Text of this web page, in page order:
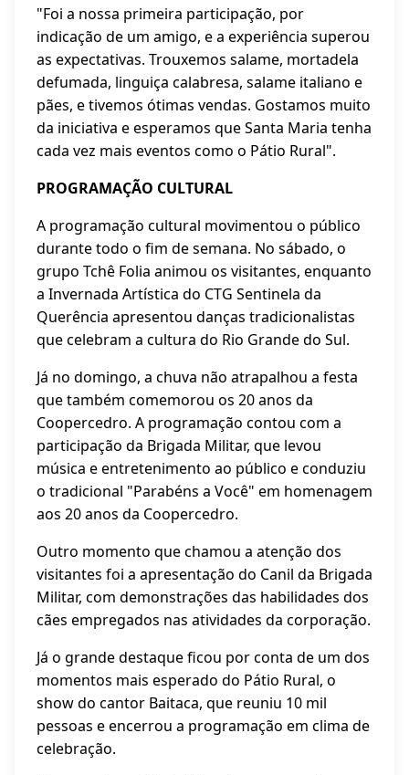
"Foi a nossa primeira participação, por
indicação de um amigo, e a experiência superou
as expectativas. Trouxemos salame, mortadela
defumada, linguiça calabresa, salame italiano e
pães, e tivemos ótimas vendas. Gostamos muito
da iniciativa e esperamos que Santa Maria tenha
cada vez mais eventos como o Pátio Rural".
PROGRAMAÇÃO CULTURAL
A programação cultural movimentou o público
durante todo o fim de semana. No sábado, o
grupo Tchê Folia animou os visitantes, enquanto
a Invernada Artística do CTG Sentinela da
Querência apresentou danças tradicionalistas
que celebram a cultura do Rio Grande do Sul.
Já no domingo, a chuva não atrapalhou a festa
que também comemorou os 20 anos da
Coopercedro. A programação contou com a
participação da Brigada Militar, que levou
música e entretenimento ao público e conduziu
o tradicional "Parabéns a Você" em homenagem
aos 20 anos da Coopercedro.
Outro momento que chamou a atenção dos
visitantes foi a apresentação do Canil da Brigada
Militar, com demonstrações das habilidades dos
cães empregados nas atividades da corporação.
Já o grande destaque ficou por conta de um dos
momentos mais esperado do Pátio Rural, o
show do cantor Baitaca, que reuniu 10 mil
pessoas e encerrou a programação em clima de
celebração.